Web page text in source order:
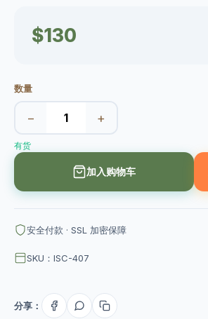
$130
数量
− +
有货
加入购物车
安全付款 · SSL 加密保障
SKU：ISC-407
分享：